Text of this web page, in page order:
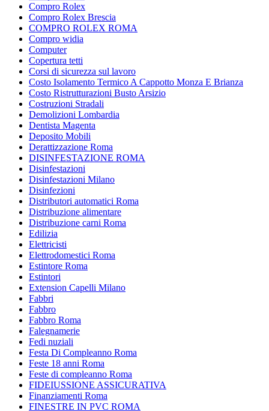
Compro Rolex
Compro Rolex Brescia
COMPRO ROLEX ROMA
Compro widia
Computer
Copertura tetti
Corsi di sicurezza sul lavoro
Costo Isolamento Termico A Cappotto Monza E Brianza
Costo Ristrutturazioni Busto Arsizio
Costruzioni Stradali
Demolizioni Lombardia
Dentista Magenta
Deposito Mobili
Derattizzazione Roma
DISINFESTAZIONE ROMA
Disinfestazioni
Disinfestazioni Milano
Disinfezioni
Distributori automatici Roma
Distribuzione alimentare
Distribuzione carni Roma
Edilizia
Elettricisti
Elettrodomestici Roma
Estintore Roma
Estintori
Extension Capelli Milano
Fabbri
Fabbro
Fabbro Roma
Falegnamerie
Fedi nuziali
Festa Di Compleanno Roma
Feste 18 anni Roma
Feste di compleanno Roma
FIDEIUSSIONE ASSICURATIVA
Finanziamenti Roma
FINESTRE IN PVC ROMA